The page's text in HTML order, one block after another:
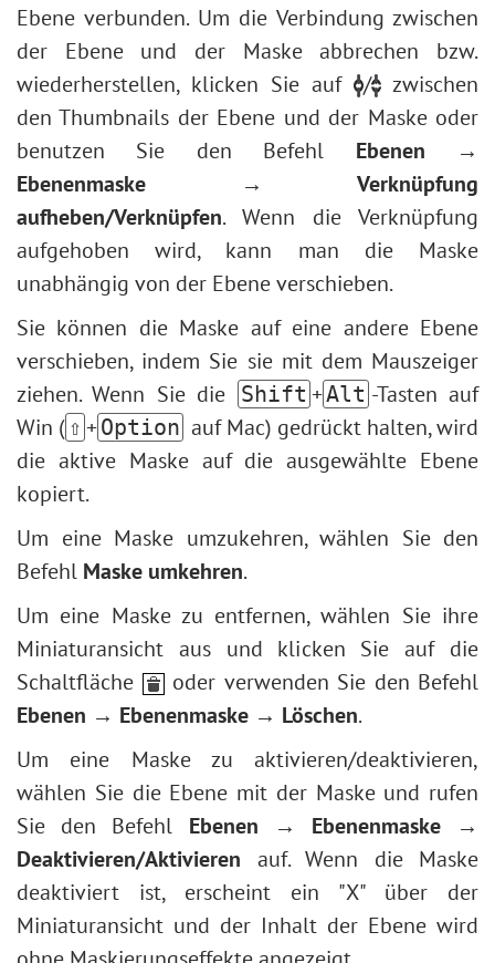
Ebene verbunden. Um die Verbindung zwischen
der Ebene und der Maske abbrechen bzw.
wiederherstellen, klicken Sie auf
/
zwischen
den Thumbnails der Ebene und der Maske oder
benutzen Sie den Befehl Ebenen →
Ebenenmaske → Verknüpfung
aufheben/Verknüpfen. Wenn die Verknüpfung
aufgehoben wird, kann man die Maske
unabhängig von der Ebene verschieben.
Sie können die Maske auf eine andere Ebene
verschieben, indem Sie sie mit dem Mauszeiger
ziehen. Wenn Sie die
Shift +Alt -Tasten auf
Win ( ⇧ +Option auf Mac) gedrückt halten, wird
die aktive Maske auf die ausgewählte Ebene
kopiert.
Um eine Maske umzukehren, wählen Sie den
Befehl Maske umkehren.
Um eine Maske zu entfernen, wählen Sie ihre
Miniaturansicht aus und klicken Sie auf die
Schaltfläche
oder verwenden Sie den Befehl
Ebenen → Ebenenmaske → Löschen.
Um eine Maske zu aktivieren/deaktivieren,
wählen Sie die Ebene mit der Maske und rufen
Sie den Befehl Ebenen → Ebenenmaske →
Deaktivieren/Aktivieren auf. Wenn die Maske
deaktiviert ist, erscheint ein "X" über der
Miniaturansicht und der Inhalt der Ebene wird